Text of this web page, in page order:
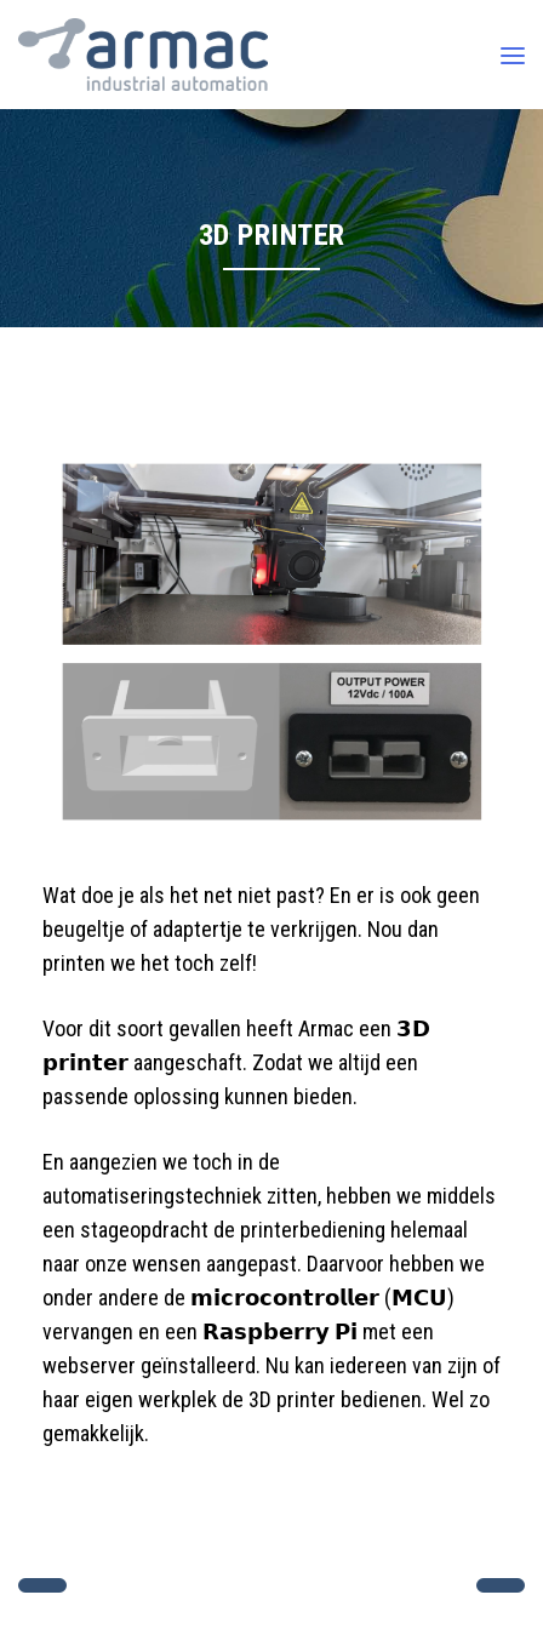
3D PRINTER
Wat doe je als het net niet past? En er is ook geen
beugeltje of adaptertje te verkrijgen. Nou dan
printen we het toch zelf!
Voor dit soort gevallen heeft Armac een 𝟯𝗗
𝗽𝗿𝗶𝗻𝘁𝗲𝗿 aangeschaft. Zodat we altijd een
passende oplossing kunnen bieden.
En aangezien we toch in de
automatiseringstechniek zitten, hebben we middels
een stageopdracht de printerbediening helemaal
naar onze wensen aangepast. Daarvoor hebben we
onder andere de 𝗺𝗶𝗰𝗿𝗼𝗰𝗼𝗻𝘁𝗿𝗼𝗹𝗹𝗲𝗿 (𝗠𝗖𝗨)
vervangen en een 𝗥𝗮𝘀𝗽𝗯𝗲𝗿𝗿𝘆 𝗣𝗶 met een
webserver geïnstalleerd. Nu kan iedereen van zijn of
haar eigen werkplek de 3D printer bedienen. Wel zo
gemakkelijk.